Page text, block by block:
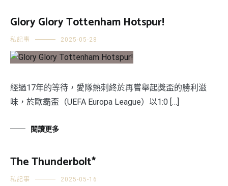
Glory Glory Tottenham Hotspur!
私記事 2025-05-28
經過17年的等待，愛隊熱刺終於再嘗舉起獎盃的勝利滋
味，於歐霸盃（UEFA Europa League）以1:0 […]
閱讀更多
The Thunderbolt*
私記事 2025-05-16